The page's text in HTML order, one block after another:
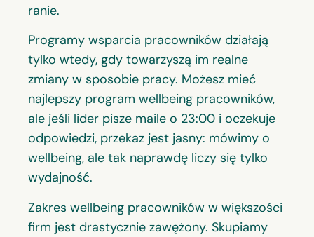
ranie.
Programy wsparcia pracowników działają
tylko wtedy, gdy towarzyszą im realne
zmiany w sposobie pracy. Możesz mieć
najlepszy program wellbeing pracowników,
ale jeśli lider pisze maile o 23:00 i oczekuje
odpowiedzi, przekaz jest jasny: mówimy o
wellbeing, ale tak naprawdę liczy się tylko
wydajność.
Zakres wellbeing pracowników w większości
firm jest drastycznie zawężony. Skupiamy